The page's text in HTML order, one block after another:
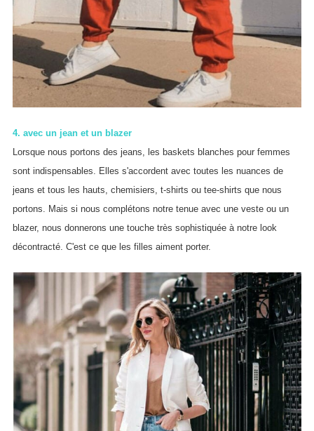
4. avec un jean et un blazer
Lorsque nous portons des jeans, les baskets blanches pour femmes
sont indispensables. Elles s'accordent avec toutes les nuances de
jeans et tous les hauts, chemisiers, t-shirts ou tee-shirts que nous
portons. Mais si nous complétons notre tenue avec une veste ou un
blazer, nous donnerons une touche très sophistiquée à notre look
décontracté. C'est ce que les filles aiment porter.